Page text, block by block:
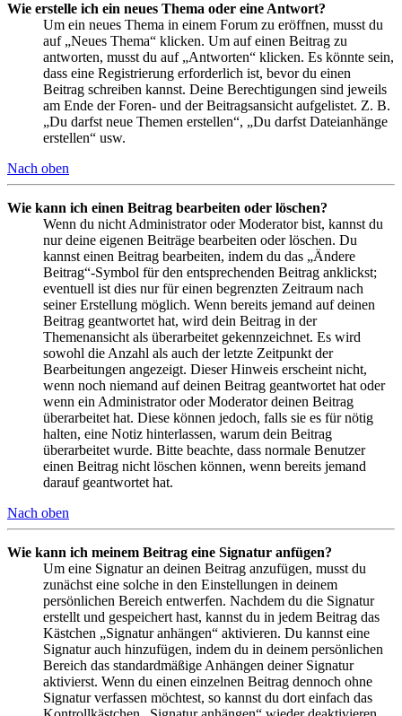
Wie erstelle ich ein neues Thema oder eine Antwort?
Um ein neues Thema in einem Forum zu eröffnen, musst du
auf „Neues Thema“ klicken. Um auf einen Beitrag zu
antworten, musst du auf „Antworten“ klicken. Es könnte sein,
dass eine Registrierung erforderlich ist, bevor du einen
Beitrag schreiben kannst. Deine Berechtigungen sind jeweils
am Ende der Foren- und der Beitragsansicht aufgelistet. Z. B.
„Du darfst neue Themen erstellen“, „Du darfst Dateianhänge
erstellen“ usw.
Nach oben
Wie kann ich einen Beitrag bearbeiten oder löschen?
Wenn du nicht Administrator oder Moderator bist, kannst du
nur deine eigenen Beiträge bearbeiten oder löschen. Du
kannst einen Beitrag bearbeiten, indem du das „Ändere
Beitrag“-Symbol für den entsprechenden Beitrag anklickst;
eventuell ist dies nur für einen begrenzten Zeitraum nach
seiner Erstellung möglich. Wenn bereits jemand auf deinen
Beitrag geantwortet hat, wird dein Beitrag in der
Themenansicht als überarbeitet gekennzeichnet. Es wird
sowohl die Anzahl als auch der letzte Zeitpunkt der
Bearbeitungen angezeigt. Dieser Hinweis erscheint nicht,
wenn noch niemand auf deinen Beitrag geantwortet hat oder
wenn ein Administrator oder Moderator deinen Beitrag
überarbeitet hat. Diese können jedoch, falls sie es für nötig
halten, eine Notiz hinterlassen, warum dein Beitrag
überarbeitet wurde. Bitte beachte, dass normale Benutzer
einen Beitrag nicht löschen können, wenn bereits jemand
darauf geantwortet hat.
Nach oben
Wie kann ich meinem Beitrag eine Signatur anfügen?
Um eine Signatur an deinen Beitrag anzufügen, musst du
zunächst eine solche in den Einstellungen in deinem
persönlichen Bereich entwerfen. Nachdem du die Signatur
erstellt und gespeichert hast, kannst du in jedem Beitrag das
Kästchen „Signatur anhängen“ aktivieren. Du kannst eine
Signatur auch hinzufügen, indem du in deinem persönlichen
Bereich das standardmäßige Anhängen deiner Signatur
aktivierst. Wenn du einen einzelnen Beitrag dennoch ohne
Signatur verfassen möchtest, so kannst du dort einfach das